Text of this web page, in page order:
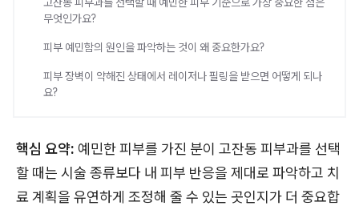
무엇인가요?
피부 예민함의 원인을 파악하는 것이 왜 중요한가요?
피부 장벽이 약해진 상태에서 레이저나 필링을 받으면 어떻게 되나
요?
핵심 요약: 예민한 피부를 가진 분이 고잔동 피부과를 선택
할 때는 시술 종류보다 내 피부 반응을 제대로 파악하고 치
료 계획을 유연하게 조정해 줄 수 있는 곳인지가 더 중요합